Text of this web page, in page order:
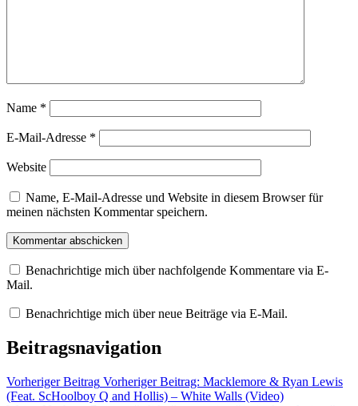
Name *
E-Mail-Adresse *
Website
Name, E-Mail-Adresse und Website in diesem Browser für
meinen nächsten Kommentar speichern.
Benachrichtige mich über nachfolgende Kommentare via E-
Mail.
Benachrichtige mich über neue Beiträge via E-Mail.
Beitragsnavigation
Vorheriger Beitrag Vorheriger Beitrag: Macklemore & Ryan Lewis
(Feat. ScHoolboy Q and Hollis) – White Walls (Video)